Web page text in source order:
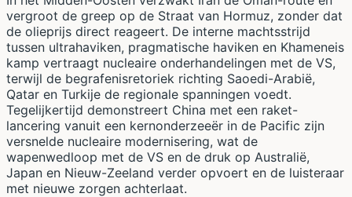
vergroot de greep op de Straat van Hormuz, zonder dat
de olieprijs direct reageert. De interne machtsstrijd
tussen ultrahaviken, pragmatische haviken en Khameneis
kamp vertraagt nucleaire onderhandelingen met de VS,
terwijl de begrafenisretoriek richting Saoedi-Arabië,
Qatar en Turkije de regionale spanningen voedt.
Tegelijkertijd demonstreert China met een raket-
lancering vanuit een kernonderzeeër in de Pacific zijn
versnelde nucleaire modernisering, wat de
wapenwedloop met de VS en de druk op Australië,
Japan en Nieuw-Zeeland verder opvoert en de luisteraar
met nieuwe zorgen achterlaat.